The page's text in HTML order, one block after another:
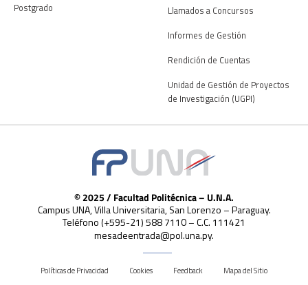
Postgrado
Llamados a Concursos
Informes de Gestión
Rendición de Cuentas
Unidad de Gestión de Proyectos
de Investigación (UGPI)
© 2025 / Facultad Politécnica – U.N.A.
Campus UNA, Villa Universitaria, San Lorenzo – Paraguay.
Teléfono (+595-21) 588 7110 – C.C. 111421
mesadeentrada@pol.una.py.
Políticas de Privacidad Cookies Feedback Mapa del Sitio